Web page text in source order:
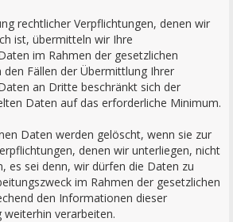
rechtlicher Verpflichtungen, denen wir
ist, übermitteln wir Ihre
im Rahmen der gesetzlichen
Fällen der Übermittlung Ihrer
an Dritte beschränkt sich der
Daten auf das erforderliche Minimum.
Daten werden gelöscht, wenn sie zur
denen wir unterliegen, nicht
es sei denn, wir dürfen die Daten zu
im Rahmen der gesetzlichen
den Informationen dieser
verarbeiten.